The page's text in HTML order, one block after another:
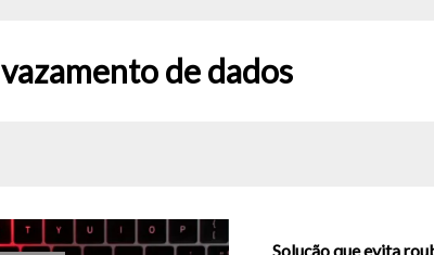
vazamento de dados
Solução que evita